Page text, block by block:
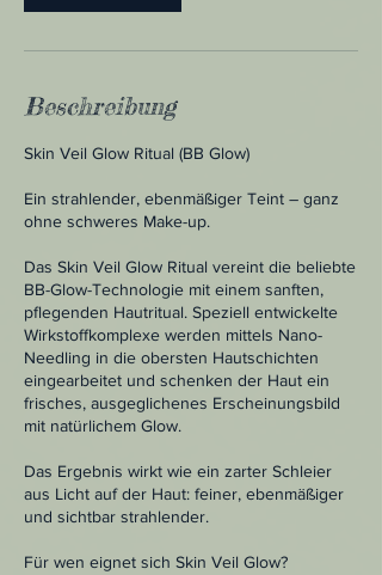
n
Beschreibung
Skin Veil Glow Ritual (BB Glow)
Ein strahlender, ebenmäßiger Teint – ganz
ohne schweres Make-up.
Das Skin Veil Glow Ritual vereint die beliebte
BB-Glow-Technologie mit einem sanften,
pflegenden Hautritual. Speziell entwickelte
Wirkstoffkomplexe werden mittels Nano-
Needling in die obersten Hautschichten
eingearbeitet und schenken der Haut ein
frisches, ausgeglichenes Erscheinungsbild
mit natürlichem Glow.
Das Ergebnis wirkt wie ein zarter Schleier
aus Licht auf der Haut: feiner, ebenmäßiger
und sichtbar strahlender.
Für wen eignet sich Skin Veil Glow?